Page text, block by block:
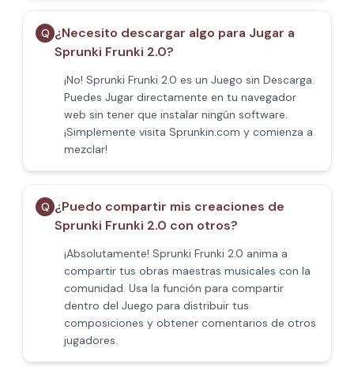
Q ¿Necesito descargar algo para Jugar a
Sprunki Frunki 2.0?
¡No! Sprunki Frunki 2.0 es un Juego sin Descarga.
Puedes Jugar directamente en tu navegador
web sin tener que instalar ningún software.
¡Simplemente visita Sprunkin.com y comienza a
mezclar!
Q ¿Puedo compartir mis creaciones de
Sprunki Frunki 2.0 con otros?
¡Absolutamente! Sprunki Frunki 2.0 anima a
compartir tus obras maestras musicales con la
comunidad. Usa la función para compartir
dentro del Juego para distribuir tus
composiciones y obtener comentarios de otros
jugadores.